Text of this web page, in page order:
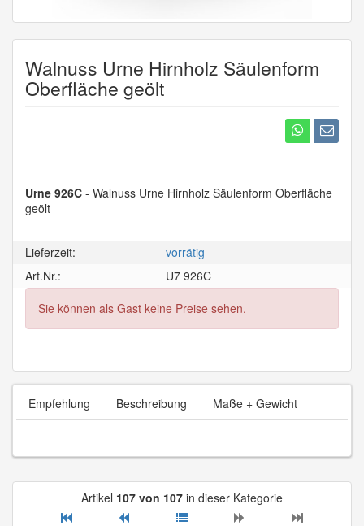
Walnuss Urne Hirnholz Säulenform
Oberfläche geölt
Urne 926C - Walnuss Urne Hirnholz Säulenform Oberfläche
geölt
Lieferzeit:
vorrätig
Art.Nr.:
U7 926C
Sie können als Gast keine Preise sehen.
Empfehlung Beschreibung Maße + Gewicht
Artikel 107 von 107 in dieser Kategorie